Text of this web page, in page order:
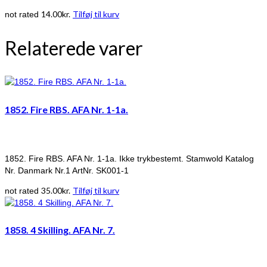
not rated 14.00kr. Tilføj til kurv
Relaterede varer
1852. Fire RBS. AFA Nr. 1-1a.
1852. Fire RBS. AFA Nr. 1-1a. Ikke trykbestemt. Stamwold Katalog
Nr. Danmark Nr.1 ArtNr. SK001-1
not rated 35.00kr. Tilføj til kurv
1858. 4 Skilling. AFA Nr. 7.